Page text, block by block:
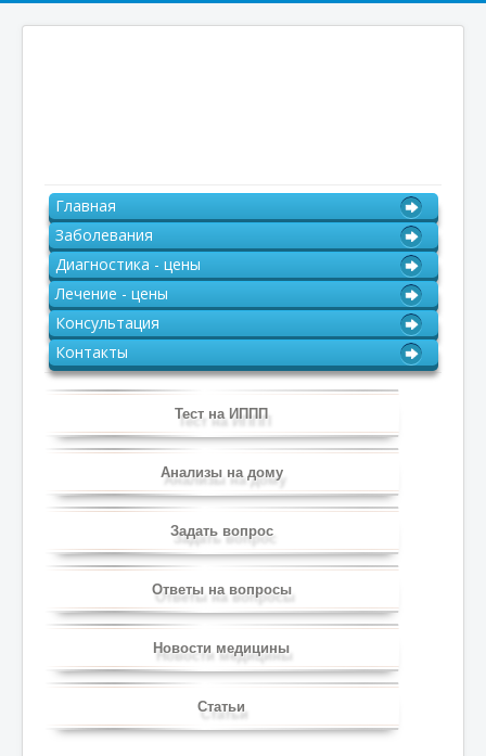
Главная
Заболевания
Диагностика - цены
Лечение - цены
Консультация
Контакты
Тест на ИППП
Анализы на дому
Задать вопрос
Ответы на вопросы
Новости медицины
Статьи